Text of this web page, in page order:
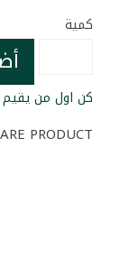
كمية
كن اول من يقيم
PRODUCT